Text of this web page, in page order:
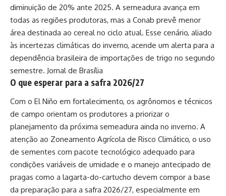
diminuição de 20% ante 2025. A semeadura avança em
todas as regiões produtoras, mas a Conab prevê menor
área destinada ao cereal no ciclo atual. Esse cenário, aliado
às incertezas climáticas do inverno, acende um alerta para a
dependência brasileira de importações de trigo no segundo
semestre. Jornal de Brasília
O que esperar para a safra 2026/27
Com o El Niño em fortalecimento, os agrônomos e técnicos
de campo orientam os produtores a priorizar o
planejamento da próxima semeadura ainda no inverno. A
atenção ao Zoneamento Agrícola de Risco Climático, o uso
de sementes com pacote tecnológico adequado para
condições variáveis de umidade e o manejo antecipado de
pragas como a lagarta-do-cartucho devem compor a base
da preparação para a safra 2026/27, especialmente em